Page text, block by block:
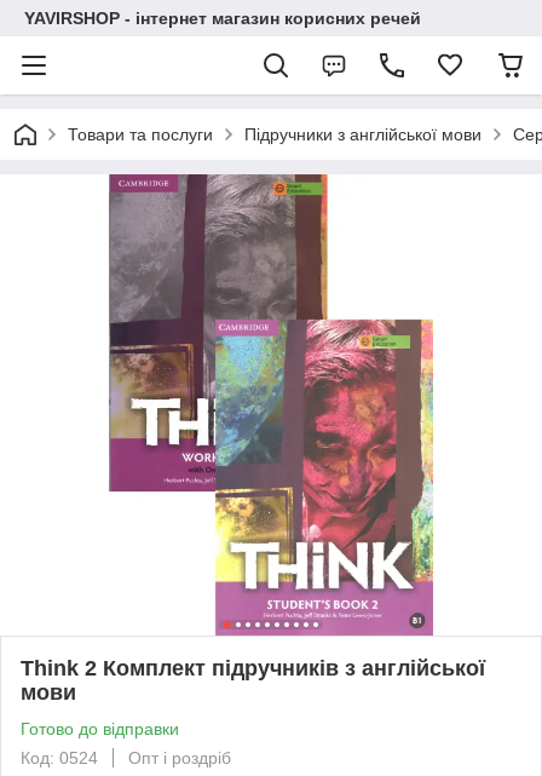
YAVIRSHOP - інтернет магазин корисних речей
Товари та послуги Підручники з англійської мови
Think 2 Комплект підручників з англійської
мови
Готово до відправки
Код: 0524
Опт і роздріб